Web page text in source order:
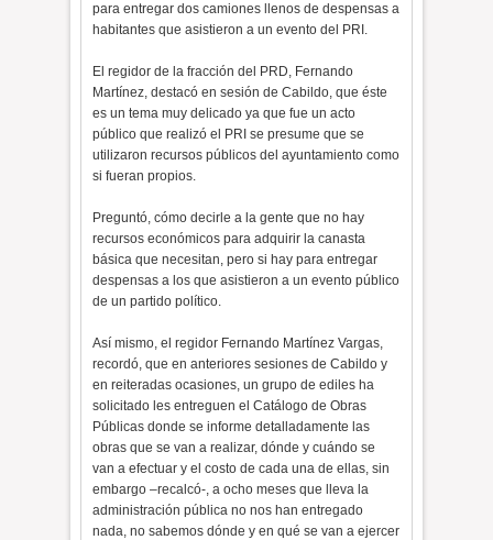
para entregar dos camiones llenos de despensas a
habitantes que asistieron a un evento del PRI.
El regidor de la fracción del PRD, Fernando
Martínez, destacó en sesión de Cabildo, que éste
es un tema muy delicado ya que fue un acto
público que realizó el PRI se presume que se
utilizaron recursos públicos del ayuntamiento como
si fueran propios.
Preguntó, cómo decirle a la gente que no hay
recursos económicos para adquirir la canasta
básica que necesitan, pero si hay para entregar
despensas a los que asistieron a un evento público
de un partido político.
Así mismo, el regidor Fernando Martínez Vargas,
recordó, que en anteriores sesiones de Cabildo y
en reiteradas ocasiones, un grupo de ediles ha
solicitado les entreguen el Catálogo de Obras
Públicas donde se informe detalladamente las
obras que se van a realizar, dónde y cuándo se
van a efectuar y el costo de cada una de ellas, sin
embargo –recalcó-, a ocho meses que lleva la
administración pública no nos han entregado
nada, no sabemos dónde y en qué se van a ejercer